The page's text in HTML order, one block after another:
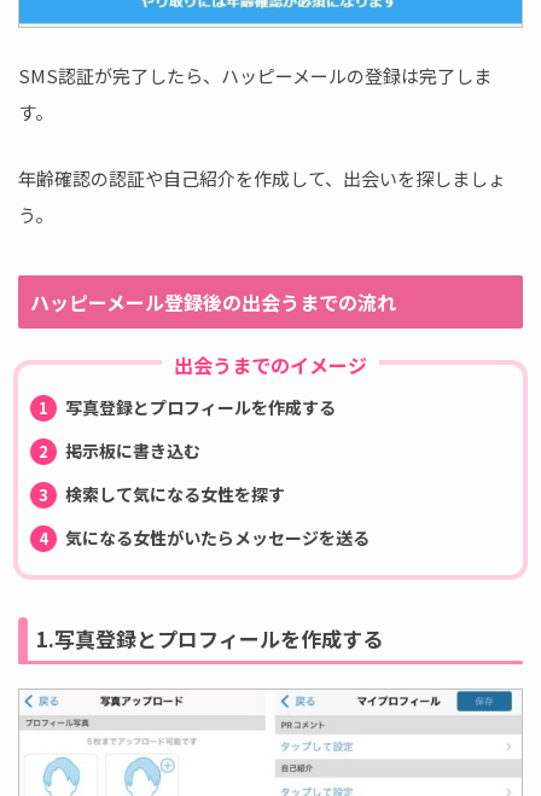
SMS認証が完了したら、ハッピーメールの登録は完了しま
す。
年齢確認の認証や自己紹介を作成して、出会いを探しましょ
う。
ハッピーメール登録後の出会うまでの流れ
出会うまでのイメージ
写真登録とプロフィールを作成する
掲示板に書き込む
検索して気になる女性を探す
気になる女性がいたらメッセージを送る
1.写真登録とプロフィールを作成する